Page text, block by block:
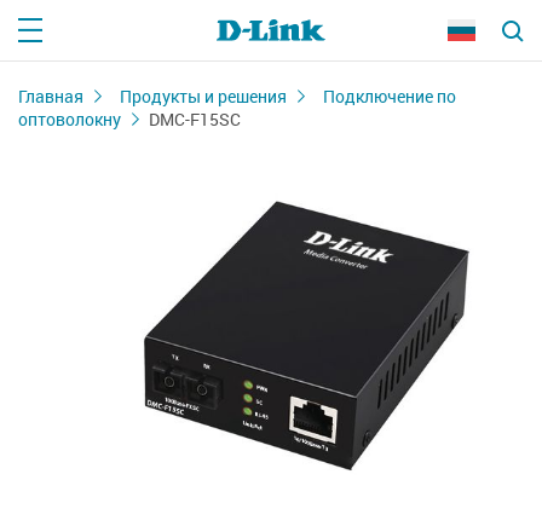
Главная Продукты и решения
Подключение по
оптоволокну
DMC-F15SC